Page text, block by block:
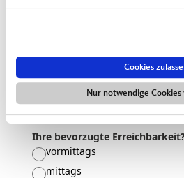
Cookies
Nur notwendige
Vermittler
Für wen fragen Sie an?
Für mich selbst
Angehörige, Freunde
Ihre bevorzugte
vormittags
mittags